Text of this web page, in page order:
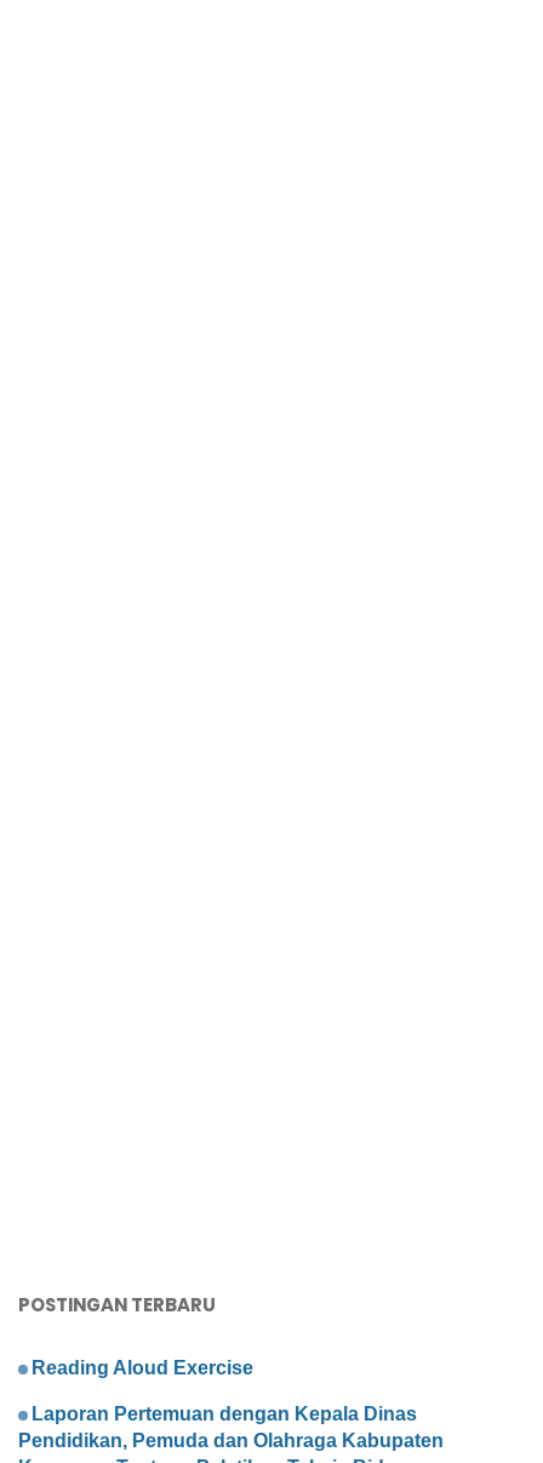
POSTINGAN TERBARU
Reading Aloud Exercise
Laporan Pertemuan dengan Kepala Dinas
Pendidikan, Pemuda dan Olahraga Kabupaten